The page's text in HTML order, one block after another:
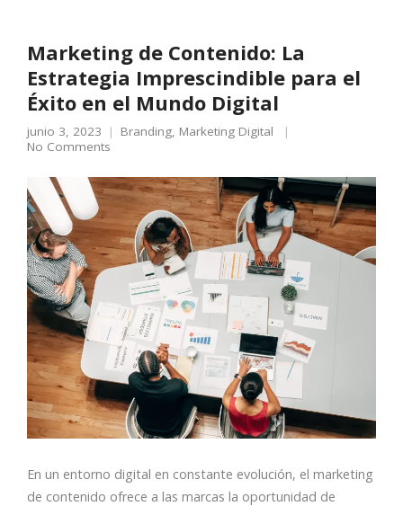
Marketing de Contenido: La
Estrategia Imprescindible para el
Éxito en el Mundo Digital
junio 3, 2023 Branding, Marketing Digital
No Comments
En un entorno digital en constante evolución, el marketing
de contenido ofrece a las marcas la oportunidad de